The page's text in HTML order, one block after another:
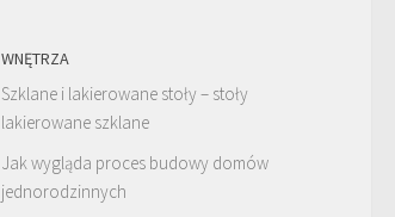
WNĘTRZA
Szklane i lakierowane stoły – stoły
lakierowane szklane
Jak wygląda proces budowy domów
jednorodzinnych